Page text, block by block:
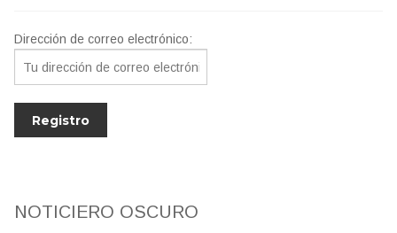
Dirección de correo electrónico:
NOTICIERO OSCURO